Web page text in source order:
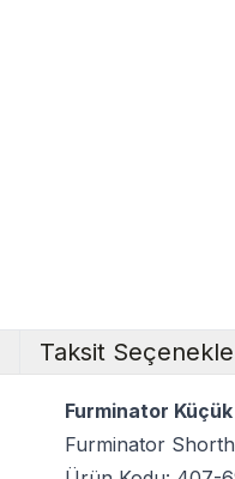
Taksit
Furminator Küçük
Furminator